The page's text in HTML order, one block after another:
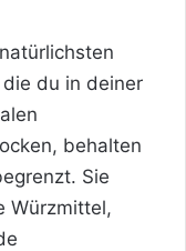
du in deiner
behalten
Sie
Würzmittel,